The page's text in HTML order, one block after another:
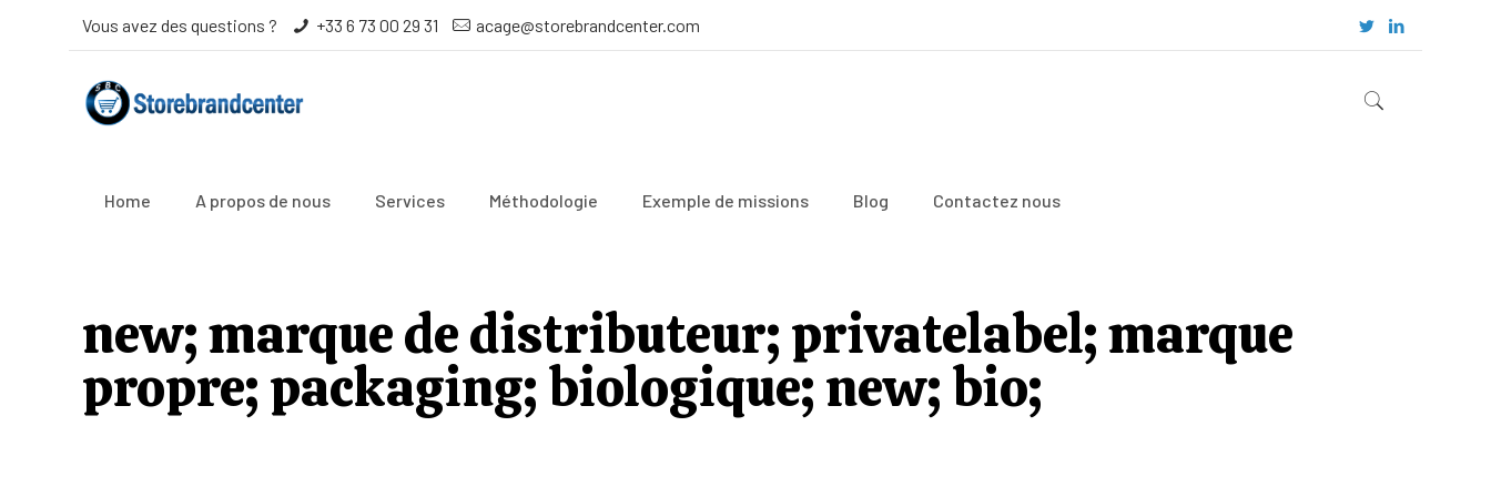
Vous avez des questions ? +33 6 73 00 29 31 acage@storebrandcenter.com
Home A propos de nous Services Méthodologie Exemple de missions Blog Contactez nous
new; marque de distributeur; privatelabel; marque
propre; packaging; biologique; new; bio;